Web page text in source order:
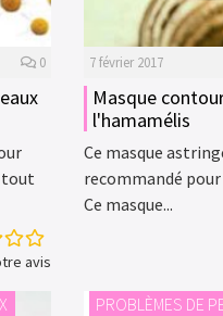
0
tout
avis
7 février 2017
Masque
l'hamamélis
Ce masque
recommandé
Ce masque...
PROBLÈMES DE